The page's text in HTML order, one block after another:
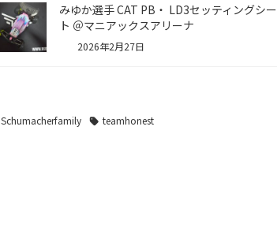
みゆか選手 CAT PB・ LD3セッティングシー
ト ＠マニアックスアリーナ
2026年2月27日
Schumacherfamily teamhonest